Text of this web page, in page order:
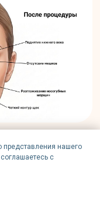
с
появляются из-
нашего
с